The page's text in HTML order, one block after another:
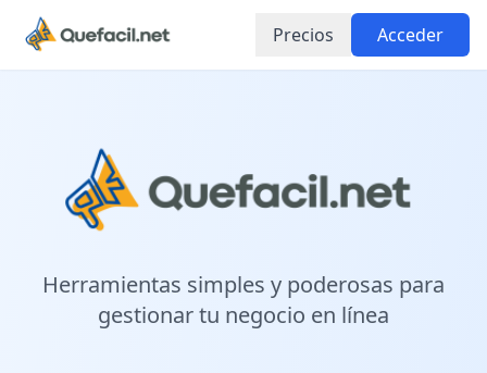
Precios Acceder
Herramientas simples y poderosas para
gestionar tu negocio en línea